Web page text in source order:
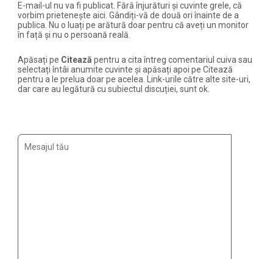
E-mail-ul nu va fi publicat. Fără înjurături și cuvinte grele, că
vorbim prietenește aici. Gândiți-vă de două ori înainte de a
publica. Nu o luați pe arătură doar pentru că aveți un monitor
în față și nu o persoană reală.
Apăsați pe Citează pentru a cita întreg comentariul cuiva sau
selectați întâi anumite cuvinte și apăsați apoi pe Citează
pentru a le prelua doar pe acelea. Link-urile către alte site-uri,
dar care au legătură cu subiectul discuției, sunt ok.